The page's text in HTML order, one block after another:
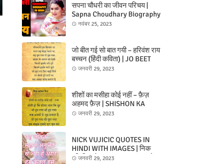
सपना चौधरी का जीवन परिचय |
Sapna Choudhary Biography
in hindi
नवंबर 25, 2023
जो बीत गई सो बात गयी – हरिवंश राय
बच्चन (हिंदी कविता) | JO BEET
GAYI SO BAAT GAYI KAVITA –
जनवरी 29, 2023
शीशों का मसीहा कोई नहीं – फ़ैज़
अहमद फ़ैज़ | SHISHON KA
MASIHA KOI NAHIN – FAIZ
जनवरी 29, 2023
NICK VUJICIC QUOTES IN
HINDI WITH IMAGES | निक
वुजिसिस के उद्धरण/कथन/अनमोल
जनवरी 29, 2023